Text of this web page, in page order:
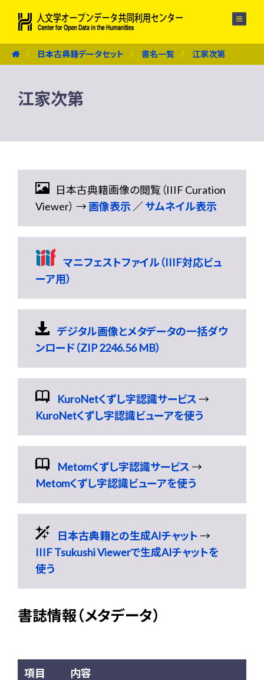
日本古典籍データセット 書名一覧 江家次第
江家次第
日本古典籍画像の閲覧（IIIF Curation
Viewer） →画像表示 ／サムネイル表示
マニフェストファイル（IIIF対応ビュ
ーア用）
デジタル画像とメタデータの一括ダウ
ンロード（ZIP 2246.56 MB）
KuroNetくずし字認識サービス→
KuroNetくずし字認識ビューアを使う
Metomくずし字認識サービス→
Metomくずし字認識ビューアを使う
日本古典籍との生成AIチャット→
IIIF Tsukushi Viewerで生成AIチャットを
使う
書誌情報（メタデータ）
項目 内容